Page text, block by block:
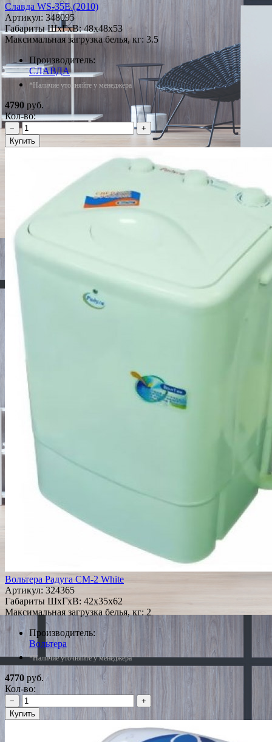
Славда WS-35E (2010)
Артикул: 348095
Габариты ШxГxВ: 48x48x53
Максимальная загрузка белья, кг: 3.5
Производитель:
СЛАВДА
*Наличие уточняйте у менеджера
4790 руб.
Кол-во:
−
+
Купить
Вольтера Радуга СМ-2 White
Артикул: 324365
Габариты ШxГxВ: 42x35x62
Максимальная загрузка белья, кг: 2
Производитель:
Вольтера
*Наличие уточняйте у менеджера
4770 руб.
Кол-во:
−
+
Купить